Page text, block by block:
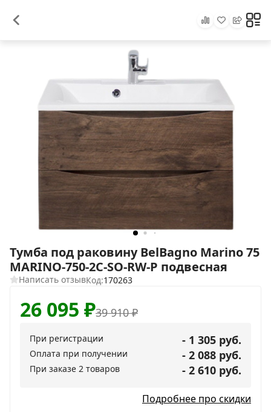
Тумба под раковину BelBagno Marino 75
MARINO-750-2C-SO-RW-P подвесная
Написать отзывКод:170263
39 910₽
26 095 ₽
При регистрации - 1 305 руб.
Оплата при получении - 2 088 руб.
При заказе 2 товаров - 2 610 руб.
Подробнее про скидки